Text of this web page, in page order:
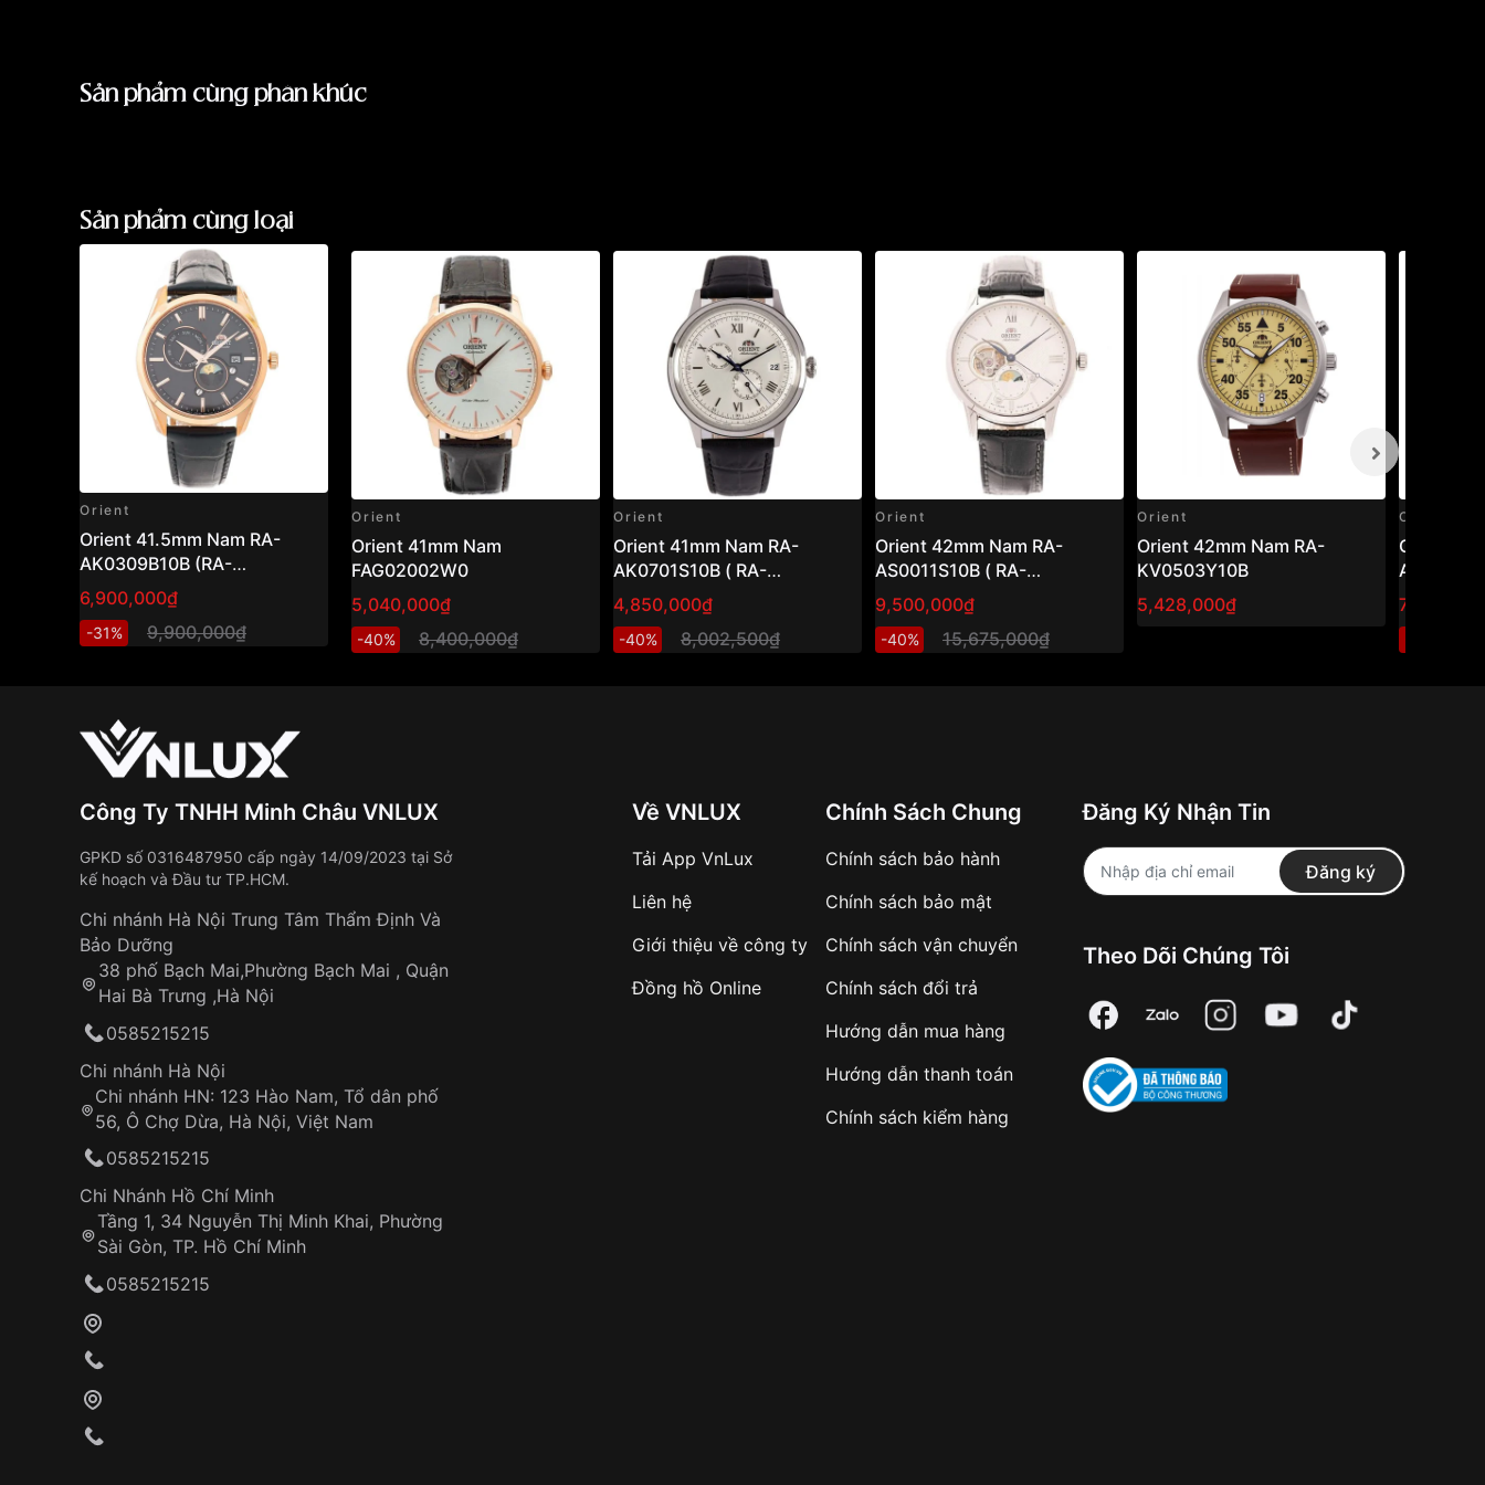
Sản phẩm cùng phân khúc
Sản phẩm cùng loại
Orient
Orient 41.5mm Nam RA-
AK0309B10B (RA-
AK0309B30B) ( RN-
AK0304B)
6,900,000₫
-31% 9,900,000₫
Orient
Orient 41mm Nam
FAG02002W0
5,040,000₫
-40% 8,400,000₫
Orient
Orient 41mm Nam RA-
AK0701S10B ( RA-
AK0701S30B )
4,850,000₫
-40% 8,002,500₫
Orient
Orient 42mm Nam RA-
AS0011S10B ( RA-
AS0011S30B )
9,500,000₫
-40% 15,675,000₫
Orient
Orient 42mm Nam RA-
KV0503Y10B
5,428,000₫
Orient
Orient 43,5mm Nam RA-
Công Ty TNHH Minh Châu VNLUX
GPKD số 0316487950 cấp ngày 14/09/2023 tại Sở
kế hoạch và Đầu tư TP.HCM.
Chi nhánh Hà Nội Trung Tâm Thẩm Định Và
Bảo Dưỡng
38 phố Bạch Mai,Phường Bạch Mai , Quận
Hai Bà Trưng ,Hà Nội
0585215215
Chi nhánh Hà Nội
Chi nhánh HN: 123 Hào Nam, Tổ dân phố
56, Ô Chợ Dừa, Hà Nội, Việt Nam
0585215215
Chi Nhánh Hồ Chí Minh
Tầng 1, 34 Nguyễn Thị Minh Khai, Phường
Sài Gòn, TP. Hồ Chí Minh
0585215215
Về VNLUX
Tải App VnLux
Liên hệ
Giới thiệu về công ty
Đồng hồ Online
Chính Sách Chung
Chính sách bảo hành
Chính sách bảo mật
Chính sách vận chuyển
Chính sách đổi trả
Hướng dẫn mua hàng
Hướng dẫn thanh toán
Chính sách kiểm hàng
Đăng Ký Nhận Tin
Đăng ký
Theo Dõi Chúng Tôi